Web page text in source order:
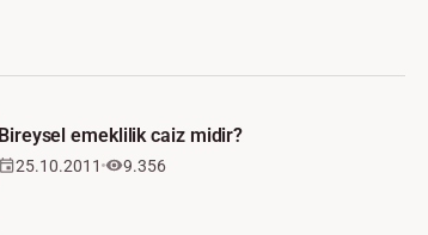
Bireysel emeklilik caiz midir?
25.10.2011 9.356